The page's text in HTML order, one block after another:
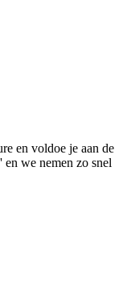
en voldoe je aan de
we nemen zo snel